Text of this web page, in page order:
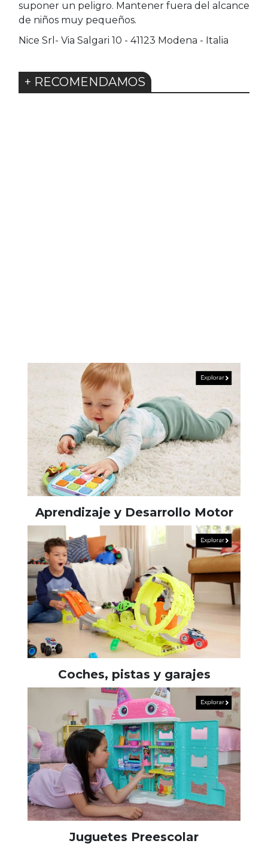
suponer un peligro. Mantener fuera del alcance
de niños muy pequeños.
Nice Srl- Via Salgari 10 - 41123 Modena - Italia
+ RECOMENDAMOS
Aprendizaje y Desarrollo Motor
Coches, pistas y garajes
Juguetes Preescolar